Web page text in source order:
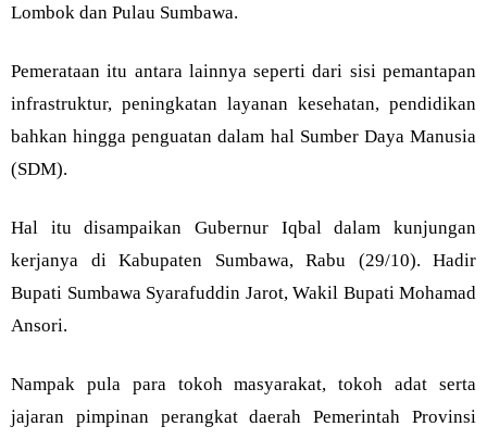
Lombok dan Pulau Sumbawa.
Pemerataan itu antara lainnya seperti dari sisi pemantapan
infrastruktur, peningkatan layanan kesehatan, pendidikan
bahkan hingga penguatan dalam hal Sumber Daya Manusia
(SDM).
Hal itu disampaikan Gubernur Iqbal dalam kunjungan
kerjanya di Kabupaten Sumbawa, Rabu (29/10). Hadir
Bupati Sumbawa Syarafuddin Jarot, Wakil Bupati Mohamad
Ansori.
Nampak pula para tokoh masyarakat, tokoh adat serta
jajaran pimpinan perangkat daerah Pemerintah Provinsi